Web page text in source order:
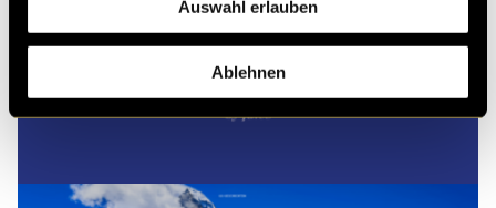
Auswahl erlauben
Ablehnen